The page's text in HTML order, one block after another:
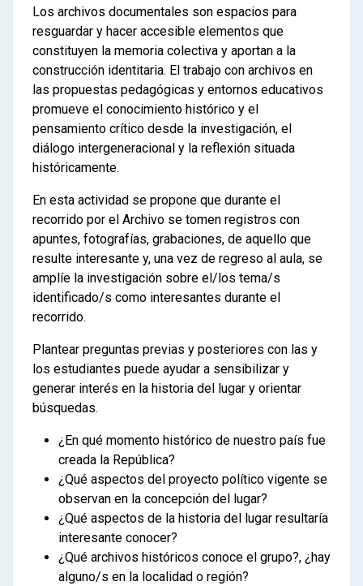
Los archivos documentales son espacios para
resguardar y hacer accesible elementos que
constituyen la memoria colectiva y aportan a la
construcción identitaria. El trabajo con archivos en
las propuestas pedagógicas y entornos educativos
promueve el conocimiento histórico y el
pensamiento crítico desde la investigación, el
diálogo intergeneracional y la reflexión situada
históricamente.
En esta actividad se propone que durante el
recorrido por el Archivo se tomen registros con
apuntes, fotografías, grabaciones, de aquello que
resulte interesante y, una vez de regreso al aula, se
amplíe la investigación sobre el/los tema/s
identificado/s como interesantes durante el
recorrido.
Plantear preguntas previas y posteriores con las y
los estudiantes puede ayudar a sensibilizar y
generar interés en la historia del lugar y orientar
búsquedas.
¿En qué momento histórico de nuestro país fue
creada la República?
¿Qué aspectos del proyecto político vigente se
observan en la concepción del lugar?
¿Qué aspectos de la historia del lugar resultaría
interesante conocer?
¿Qué archivos históricos conoce el grupo?, ¿hay
alguno/s en la localidad o región?